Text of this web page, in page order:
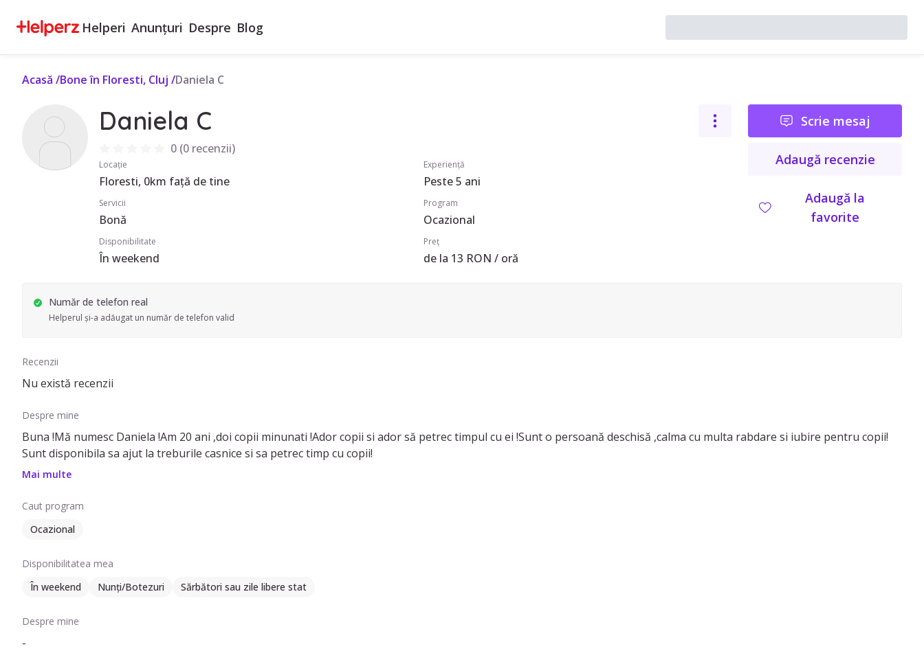
Helperi Anunțuri Despre Blog
Acasă /Bone în Floresti, Cluj /Daniela C
Daniela C
0(0 recenzii)
Locație
Floresti, 0km față de tine
Experiență
Peste 5 ani
Servicii
Bonă
Program
Ocazional
Disponibilitate
În weekend
Preț
de la 13 RON / oră
Scrie mesaj
Adaugă recenzie
Adaugă la
favorite
Număr de telefon real
Helperul și-a adăugat un număr de telefon valid
Recenzii
Nu există recenzii
Despre mine
Buna !Mă numesc Daniela !Am 20 ani ,doi copii minunati !Ador copii si ador să petrec timpul cu ei !Sunt o persoană deschisă ,calma cu multa rabdare si iubire pentru copii!
Sunt disponibila sa ajut la treburile casnice si sa petrec timp cu copii!
Mai multe
Caut program
Ocazional
Disponibilitatea mea
În weekend
Nunți/Botezuri Sărbători sau zile libere stat
Despre mine
-